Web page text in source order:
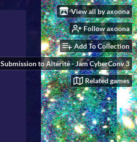
View all by axoona
Follow axoona
Add To Collection
Submission to Altérité - Jam CyberConv 3
Related games